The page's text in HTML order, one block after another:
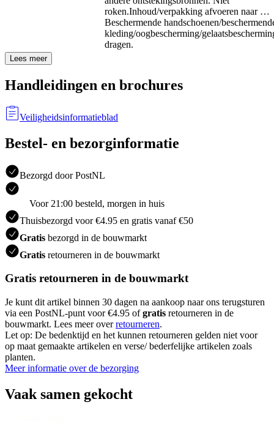
roken.Inhoud/verpakking afvoeren naar …
Beschermende handschoenen/
kleding/oogbescherming/
dragen.
Lees meer
Handleidingen en brochures
Veiligheidsinformatieblad
Bestel- en bezorginformatie
Bezorgd door PostNL
Voor 21:00 besteld, morgen in huis
Thuisbezorgd voor €4.95 en gratis vanaf €50
Gratis bezorgd in de bouwmarkt
Gratis retourneren in de bouwmarkt
Gratis retourneren in de bouwmarkt
Je kunt dit artikel binnen 30 dagen na aankoop naar ons terugsturen
via een PostNL-punt voor €4.95 ofgratis retourneren in de
bouwmarkt. Lees meer overretourneren.
Let op: De bedenktijd en het kunnen retourneren gelden niet voor
op maat gemaakte artikelen en verse/ bederfelijke artikelen zoals
planten.
Meer informatie over de bezorging
Vaak samen gekocht